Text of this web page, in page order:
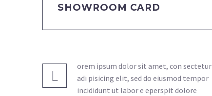
SHOWROOM CARD
L
orem ipsum dolor sit amet, con sectetur
adi pisicing elit, sed do eiusmod tempor
incididunt ut labor e eperspit dolore